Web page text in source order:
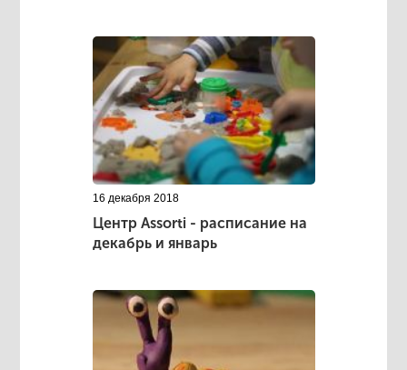
16 декабря 2018
Центр Аssorti - расписание на
декабрь и январь